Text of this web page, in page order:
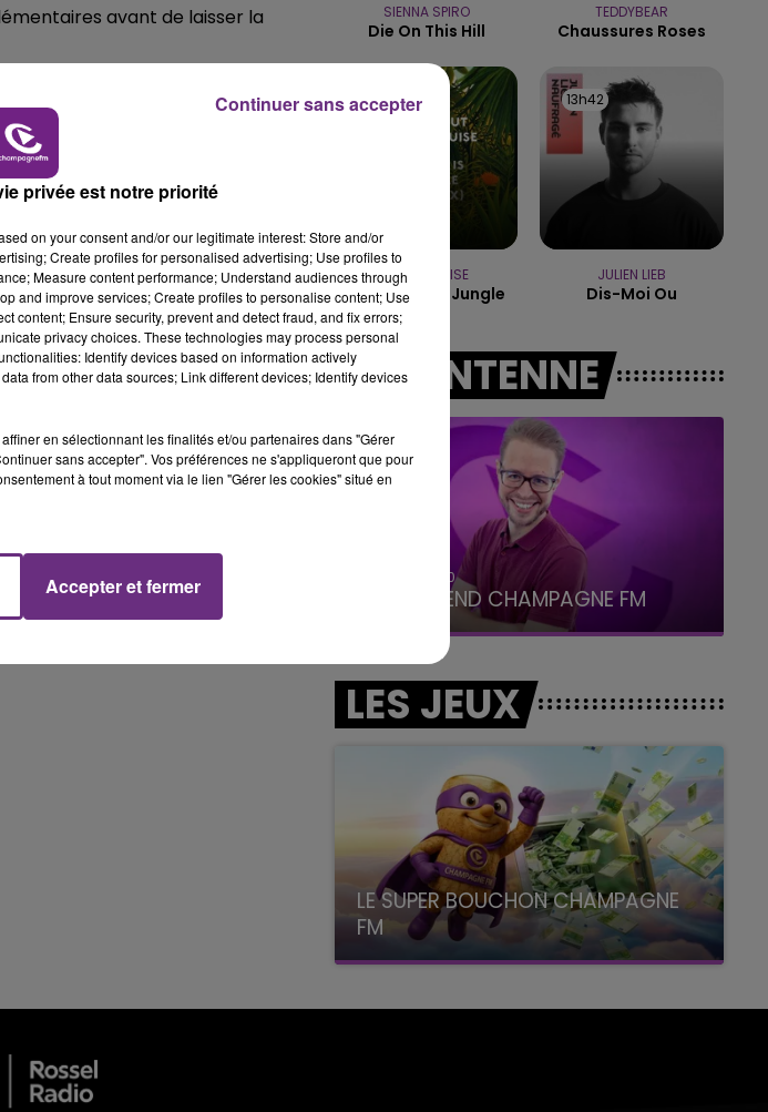
FM
7h00 - 12h00
LE WEEK-END CHAMPAGNE FM
avant de laisser la
DE REIMS FERME
du centre-ville
JouéClub est contraint de
SIENNA SPIRO
Die On This Hill
TEDDYBEAR
Chaussures Roses
13h45
13h45
EMMA LOUISE
My Head Is A Jungle
13h42
13h42
JULIEN LIEB
Dis-Moi Ou
A L'ANTENNE
END CHAMPAGNE FM LE WEEK-END CHAMPAGNE FM
LES JEUX
LE SUPER BOUCHON CHAMPAGNE
FM
avec La Famille Champagne FM, à 8H10
privée est notre priorité
on your consent and/or our legitimate interest: Store and/or
Create profiles for personalised advertising; Use profiles to
Measure content performance; Understand audiences through
and improve services; Create profiles to personalise content; Use
content; Ensure security, prevent and detect fraud, and fix errors;
privacy choices. These technologies may process personal
Identify devices based on information actively
from other data sources; Link different devices; Identify devices
en sélectionnant les finalités et/ou partenaires dans "Gérer
sans accepter". Vos préférences ne s'appliqueront que pour
à tout moment via le lien "Gérer les cookies" situé en
Accepter et fermer
Continuer sans accepter